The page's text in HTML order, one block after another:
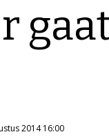
2014 16:00